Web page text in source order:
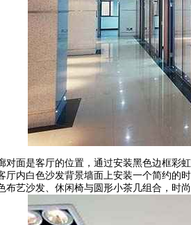
对面是客厅的位置，通过安装黑色边框彩
厅内白色沙发背景墙面上安装一个简约的
布艺沙发、休闲椅与圆形小茶几组合，时尚